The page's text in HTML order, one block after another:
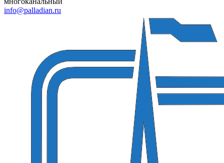
info@palladian.ru